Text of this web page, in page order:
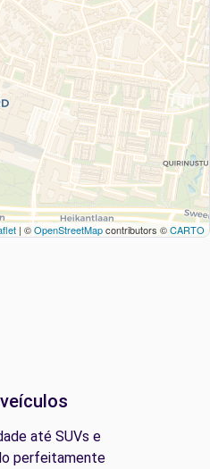
| ©OpenStreetMapcontributors ©CARTO
até SUVs e
perfeitamente